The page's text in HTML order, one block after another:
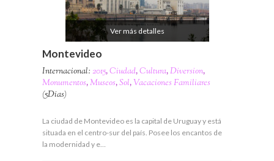
Ver más detalles
Montevideo
Internacional: 2015,Ciudad,Cultura,Diversion,
Monumentos,Museos,Sol,Vacaciones Familiares
(5Días)
La ciudad de Montevideo es la capital de Uruguay y está
situada en el centro-sur del país. Posee los encantos de
la modernidad y e…